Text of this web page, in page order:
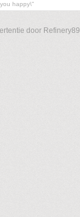
happy\"
door Refinery89